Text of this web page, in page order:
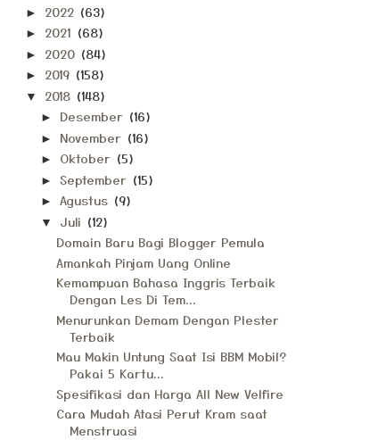
► 2022 (63)
► 2021 (68)
► 2020 (84)
► 2019 (158)
▼ 2018 (148)
► Desember (16)
► November (16)
► Oktober (5)
► September (15)
► Agustus (9)
▼ Juli (12)
Domain Baru Bagi Blogger Pemula
Amankah Pinjam Uang Online
Kemampuan Bahasa Inggris Terbaik
Dengan Les Di Tem...
Menurunkan Demam Dengan Plester
Terbaik
Mau Makin Untung Saat Isi BBM Mobil?
Pakai 5 Kartu...
Spesifikasi dan Harga All New Velfire
Cara Mudah Atasi Perut Kram saat
Menstruasi